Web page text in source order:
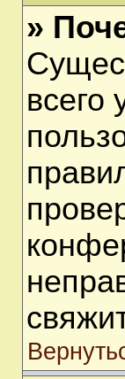
»
всего